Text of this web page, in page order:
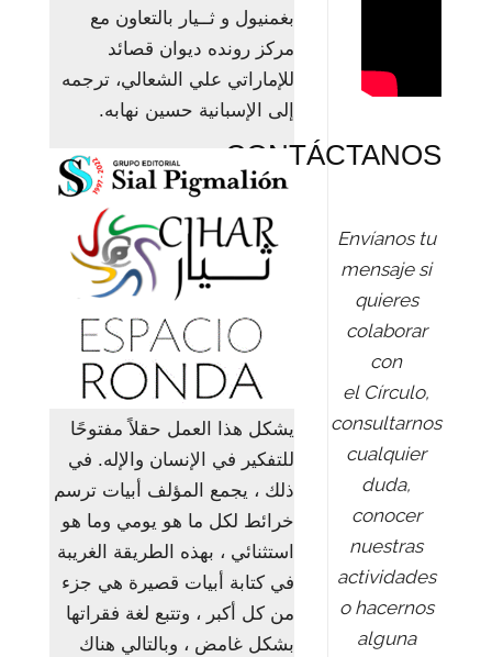
بغمنيول و ثــيار بالتعاون مع
مركز رونده ديوان قصائد
للإماراتي علي الشعالي، ترجمه
إلى الإسبانية حسين نهابه.
يشكل هذا العمل حقلاً مفتوحًا
للتفكير في الإنسان والإله. في
ذلك ، يجمع المؤلف أبيات ترسم
خرائط لكل ما هو يومي وما هو
استثنائي ، بهذه الطريقة الغريبة
في كتابة أبيات قصيرة هي جزء
من كل أكبر ، وتتبع لغة فقراتها
بشكل غامض ، وبالتالي هناك
CONTÁCTANOS
Envíanos tu
mensaje si
quieres
colaborar
con
el Círculo,
consultarnos
cualquier
duda,
conocer
nuestras
actividades
o hacernos
alguna